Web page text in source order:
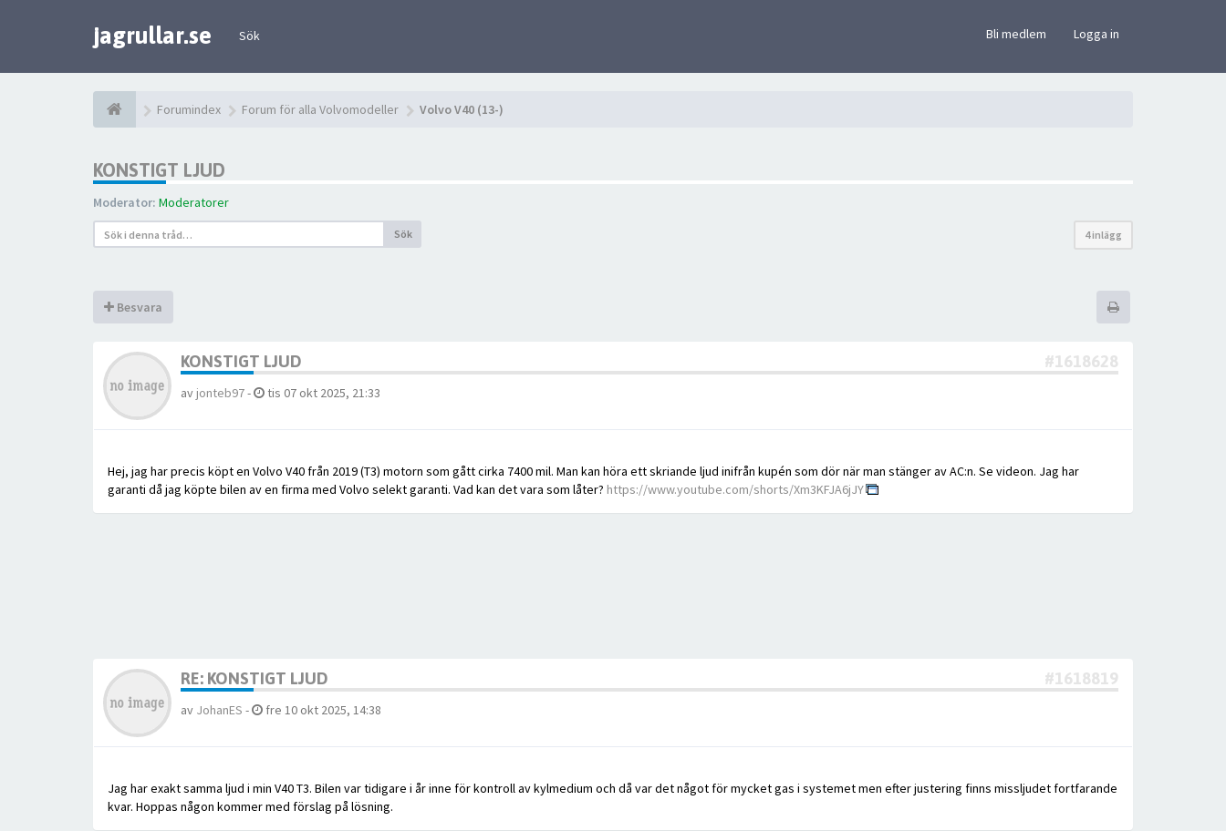
jagrullar.se Sök Bli medlem Logga in
Forumindex Forum för alla Volvomodeller Volvo V40 (13-)
KONSTIGT LJUD
Moderator: Moderatorer
Sök 4 inlägg
Besvara
KONSTIGT LJUD #1618628
av jonteb97- tis 07 okt 2025, 21:33
Hej, jag har precis köpt en Volvo V40 från 2019 (T3) motorn som gått cirka 7400 mil. Man kan höra ett skriande ljud inifrån kupén som dör när man stänger av AC:n. Se videon. Jag har
garanti då jag köpte bilen av en firma med Volvo selekt garanti. Vad kan det vara som låter? https://www.youtube.com/shorts/Xm3KFJA6jJY
RE: KONSTIGT LJUD #1618819
av JohanES - fre 10 okt 2025, 14:38
Jag har exakt samma ljud i min V40 T3. Bilen var tidigare i år inne för kontroll av kylmedium och då var det något för mycket gas i systemet men efter justering finns missljudet fortfarande
kvar. Hoppas någon kommer med förslag på lösning.